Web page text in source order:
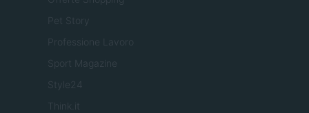
Pet Story
Professione Lavoro
Sport Magazine
Style24
Think.it